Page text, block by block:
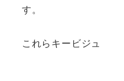
す。
これらキービジュ